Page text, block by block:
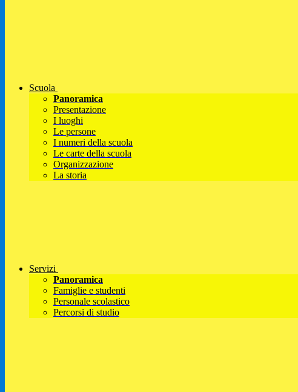
Scuola
Panoramica
Presentazione
I luoghi
Le persone
I numeri della scuola
Le carte della scuola
Organizzazione
La storia
Servizi
Panoramica
Famiglie e studenti
Personale scolastico
Percorsi di studio